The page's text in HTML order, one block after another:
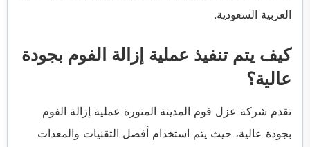
العربية السعودية.
كيف يتم تنفيذ عملية إزالة الفوم بجودة
عالية؟
تقدم شركة عزل فوم المدينة المنورة عملية إزالة الفوم
بجودة عالية، حيث يتم استخدام أفضل التقنيات والمعدات